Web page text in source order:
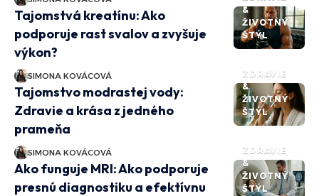
&
ŽIVOTNÝ
ŠTÝL
Tajomstvá kreatínu: Ako
podporuje rast svalov a zvyšuje
výkon?
SIMONA KOVÁCOVÁ
ZDRAVIE
&
ŽIVOTNÝ
ŠTÝL
Tajomstvo modrastej vody:
Zdravie a krása z jedného
prameňa
SIMONA KOVÁCOVÁ
ZDRAVIE
&
ŽIVOTNÝ
ŠTÝL
Ako funguje MRI: Ako podporuje
presnú diagnostiku a efektívnu